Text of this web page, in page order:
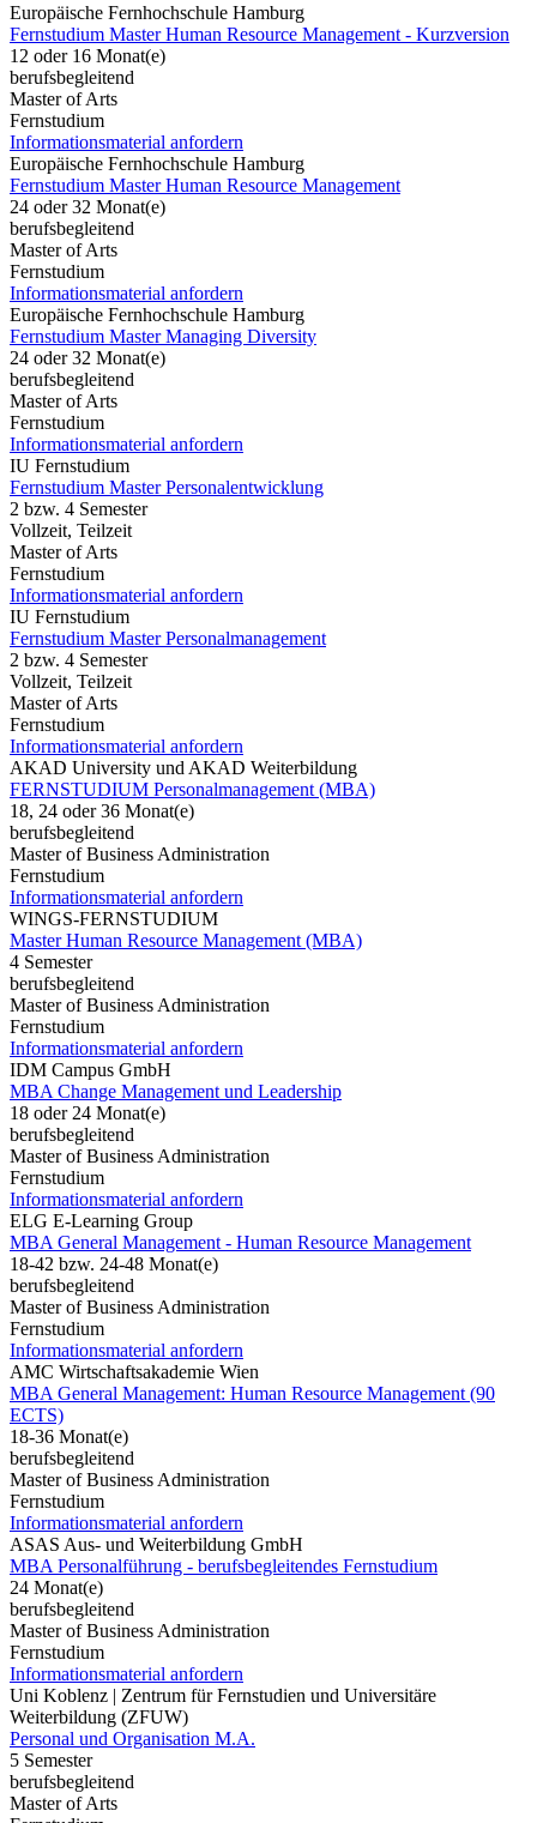
Europäische Fernhochschule Hamburg
Fernstudium Master Human Resource Management - Kurzversion
12 oder 16 Monat(e)
berufsbegleitend
Master of Arts
Fernstudium
Informationsmaterial anfordern
Europäische Fernhochschule Hamburg
Fernstudium Master Human Resource Management
24 oder 32 Monat(e)
berufsbegleitend
Master of Arts
Fernstudium
Informationsmaterial anfordern
Europäische Fernhochschule Hamburg
Fernstudium Master Managing Diversity
24 oder 32 Monat(e)
berufsbegleitend
Master of Arts
Fernstudium
Informationsmaterial anfordern
IU Fernstudium
Fernstudium Master Personalentwicklung
2 bzw. 4 Semester
Vollzeit, Teilzeit
Master of Arts
Fernstudium
Informationsmaterial anfordern
IU Fernstudium
Fernstudium Master Personalmanagement
2 bzw. 4 Semester
Vollzeit, Teilzeit
Master of Arts
Fernstudium
Informationsmaterial anfordern
AKAD University und AKAD Weiterbildung
FERNSTUDIUM Personalmanagement (MBA)
18, 24 oder 36 Monat(e)
berufsbegleitend
Master of Business Administration
Fernstudium
Informationsmaterial anfordern
WINGS-FERNSTUDIUM
Master Human Resource Management (MBA)
4 Semester
berufsbegleitend
Master of Business Administration
Fernstudium
Informationsmaterial anfordern
IDM Campus GmbH
MBA Change Management und Leadership
18 oder 24 Monat(e)
berufsbegleitend
Master of Business Administration
Fernstudium
Informationsmaterial anfordern
ELG E-Learning Group
MBA General Management - Human Resource Management
18-42 bzw. 24-48 Monat(e)
berufsbegleitend
Master of Business Administration
Fernstudium
Informationsmaterial anfordern
AMC Wirtschaftsakademie Wien
MBA General Management: Human Resource Management (90
ECTS)
18-36 Monat(e)
berufsbegleitend
Master of Business Administration
Fernstudium
Informationsmaterial anfordern
ASAS Aus- und Weiterbildung GmbH
MBA Personalführung - berufsbegleitendes Fernstudium
24 Monat(e)
berufsbegleitend
Master of Business Administration
Fernstudium
Informationsmaterial anfordern
Uni Koblenz | Zentrum für Fernstudien und Universitäre
Weiterbildung (ZFUW)
Personal und Organisation M.A.
5 Semester
berufsbegleitend
Master of Arts